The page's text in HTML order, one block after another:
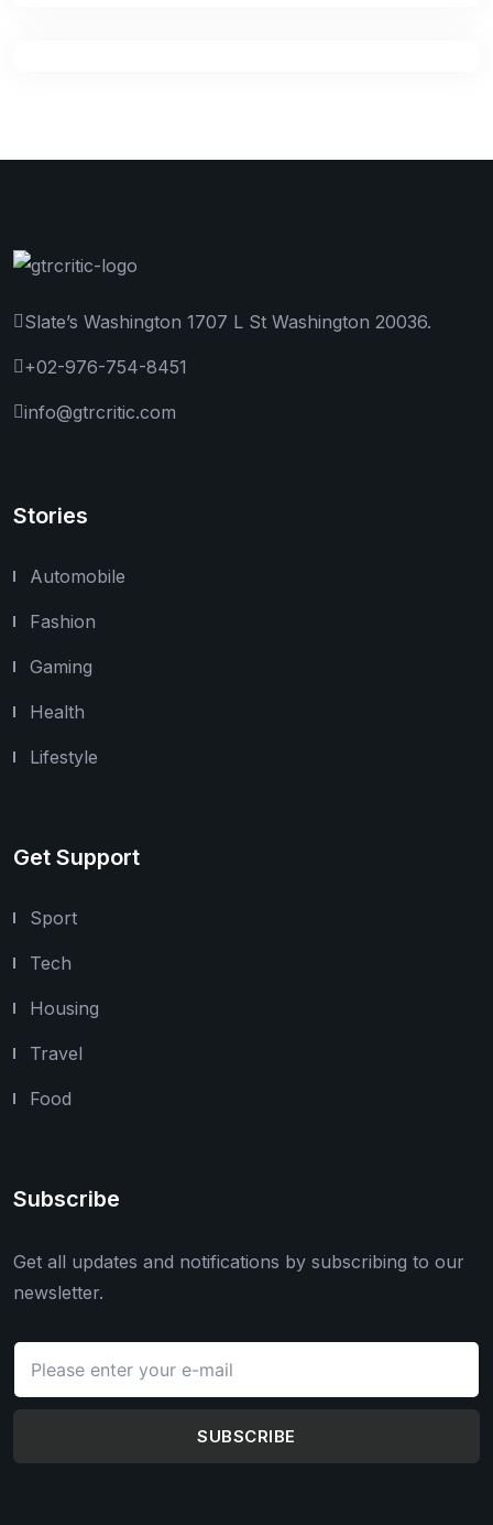
Slate’s Washington 1707 L St Washington 20036.
+02-976-754-8451
info@gtrcritic.com
Stories
Automobile
Fashion
Gaming
Health
Lifestyle
Get Support
Sport
Tech
Housing
Travel
Food
Subscribe
Get all updates and notifications by subscribing to our
newsletter.
SUBSCRIBE